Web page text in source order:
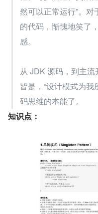
然可以正常运行”。
的代码，惭愧地笑了
感。
从 JDK 源码，到主
皆是，“设计模式为
码思维的本能了。
知识点：